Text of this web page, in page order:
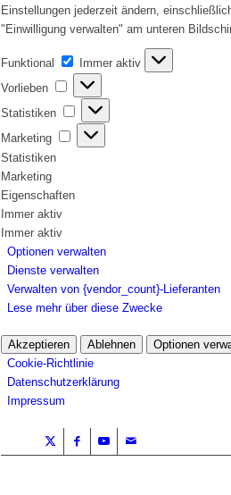
Einstellungen jederzeit ändern,
"Einwilligung verwalten" am unteren
Funktional Funktional
Immer aktiv
Vorlieben
Vorlieben
Statistiken Statistiken
Marketing
Marketing
Statistiken
Marketing
Eigenschaften
Immer aktiv
Immer aktiv
Optionen verwalten
Dienste verwalten
Verwalten von {vendor_count}-Lieferanten
Lese mehr über diese Zwecke
Akzeptieren Ablehnen Optionen
Cookie-Richtlinie
Datenschutzerklärung
Impressum